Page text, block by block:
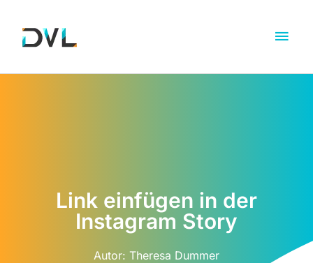
Link einfügen in der
Instagram Story
Autor: Theresa Dummer